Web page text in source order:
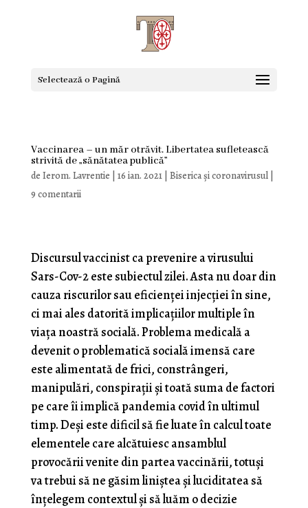
Selectează o Pagină
Vaccinarea – un măr otrăvit. Libertatea sufletească
strivită de „sănătatea publică”
de Ierom. Lavrentie 16 ian. 2021| Biserica și coronavirusul|
9 comentarii
Discursul vaccinist ca prevenire a virusului
Sars-Cov-2 este subiectul zilei. Asta nu doar din
cauza riscurilor sau eficienței injecției în sine,
ci mai ales datorită implicațiilor multiple în
viața noastră socială. Problema medicală a
devenit o problematică socială imensă care
este alimentată de frici, constrângeri,
manipulări, conspirații și toată suma de factori
pe care îi implică pandemia covid în ultimul
timp. Deși este dificil să fie luate în calcul toate
elementele care alcătuiesc ansamblul
provocării venite din partea vaccinării, totuși
va trebui să ne găsim liniștea și luciditatea să
înțelegem contextul și să luăm o decizie